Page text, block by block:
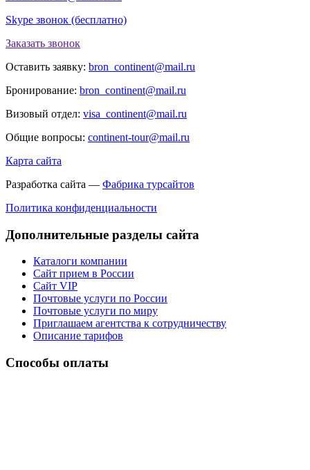
Skype звонок (бесплатно)
Заказать звонок
Оставить заявку: bron_continent@mail.ru
Бронирование: bron_continent@mail.ru
Визовый отдел: visa_continent@mail.ru
Общие вопросы: continent-tour@mail.ru
Карта сайта
Разработка сайта — Фабрика турсайтов
Политика конфиденциальности
Дополнительные разделы сайта
Каталоги компании
Сайт прием в России
Сайт VIP
Почтовые услуги по России
Почтовые услуги по миру
Приглашаем агентства к сотрудничеству
Описание тарифов
Способы оплаты